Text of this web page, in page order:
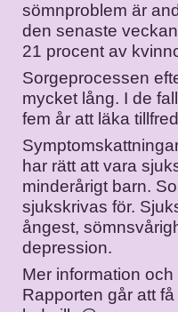
sömnproblem är
den senaste
21 procent av
Sorgeprocessen
mycket lång. I de
fem år att läka
har rätt att vara
minderårigt barn.
sjukskrivas för.
ångest,
depression.
Mer information och
Rapporten går att